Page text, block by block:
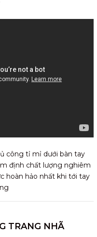
công tỉ mỉ dưới bàn tay
định chất lượng nghiêm
hoàn hảo nhất khi tới tay
TRANG NHÃ